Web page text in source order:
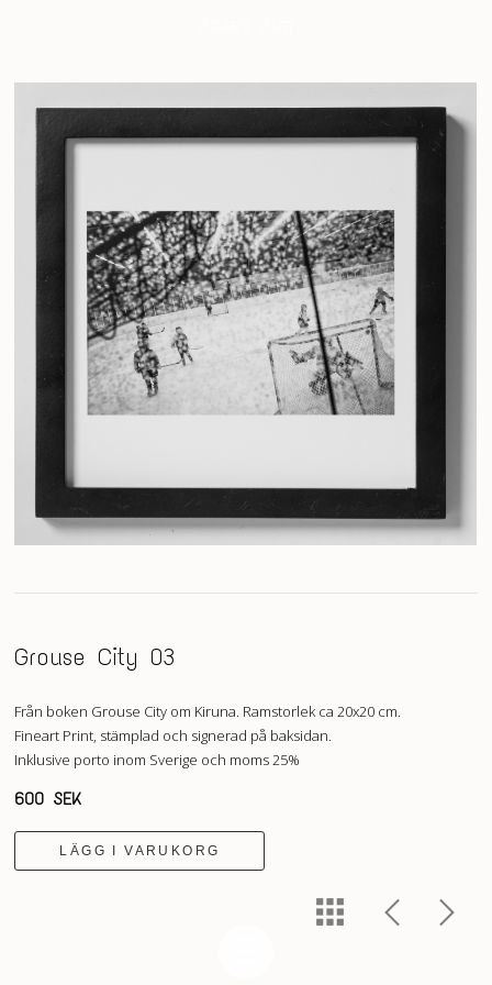
Grouse City 03
Från boken Grouse City om Kiruna. Ramstorlek ca 20x20 cm.
Fineart Print, stämplad och signerad på baksidan.
Inklusive porto inom Sverige och moms 25%
600 SEK
LÄGG I VARUKORG